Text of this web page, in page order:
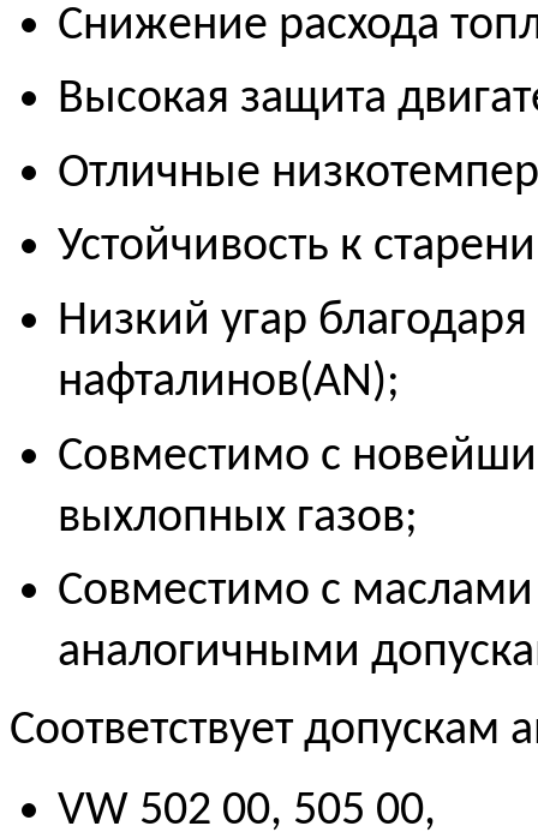
Снижение расхода
Высокая защита
Отличные
Устойчивость к
Низкий угар
нафталинов(AN);
Совместимо с
выхлопных газов;
Совместимо с маслами
аналогичными
Соответствует допускам
VW 502 00, 505 00,